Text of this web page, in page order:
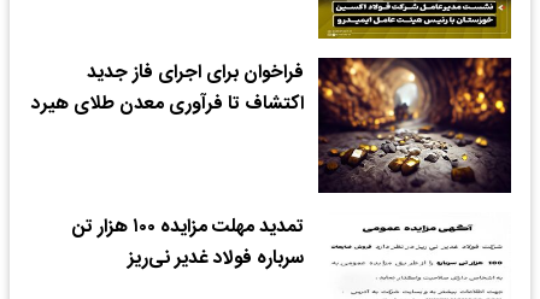
فراخوان برای اجرای فاز جدید
اکتشاف تا فرآوری معدن طلای هیرد
تمدید مهلت مزایده ۱۰۰ هزار تن
سرباره فولاد غدیر نی‌ریز